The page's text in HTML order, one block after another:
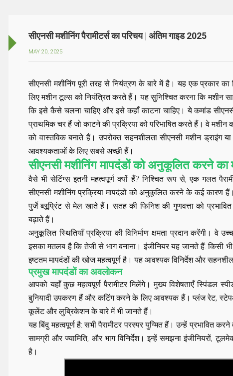
सीएनसी मशीनिंग पैरामीटर्स का परिचय | अंतिम गाइड 2025
MAY 20, 2025
सीएनसी मशीनिंग पूरी तरह से नियंत्रण के बारे में है। यह एक प्रकार का
लिए मशीन टूल्स को नियंत्रित करते हैं। यह सुनिश्चित करना कि मशीन
कि इसे कैसे चलना चाहिए और इसे कहाँ काटना चाहिए। ये कमांड
प्राथमिक चर हैं जो काटने की प्रक्रिया को परिभाषित करते हैं। वे
को वास्तविक बनाते हैं। उपरोक्त सहनशीलता सीएनसी मशीन ड्राइंग
आवश्यकताओं के लिए सबसे अच्छी हैं।
सीएनसी मशीनिंग मापदंडों को अनुकूलित करने का
वैसे भी सेटिंग्स इतनी महत्वपूर्ण क्यों हैं? निश्चित रूप से, एक गलत
सीएनसी मशीनिंग प्रक्रिया मापदंडों को अनुकूलित करने के कई कारण
पुर्जे ब्लूप्रिंट से मेल खाते हैं। सतह की फिनिश की गुणवत्ता को
बढ़ाते हैं।
अनुकूलित स्थितियाँ प्रक्रिया की विनिर्माण क्षमता प्रदान करेंगी। वे
इसका मतलब है कि तेजी से भाग बनाना। इंजीनियर यह जानते हैं: किसी
इष्टतम मापदंडों की खोज महत्वपूर्ण है। यह आवश्यक विनिर्देश और
प्रमुख मापदंडों का अवलोकन
आपको यहाँ कुछ महत्वपूर्ण पैरामीटर मिलेंगे। मुख्य विशेषताएँ स्पिंडल
बुनियादी उपकरण हैं और कटिंग करने के लिए आवश्यक हैं। प्लंज रेट,
कूलेंट और लुब्रिकेशन के बारे में भी जानते हैं।
यह बिंदु महत्वपूर्ण है: सभी पैरामीटर परस्पर युग्मित हैं। उन्हें प्रभावित
सामग्री और ज्यामिति, और भाग विनिर्देश। इन्हें समझना इंजीनियरों,
है।